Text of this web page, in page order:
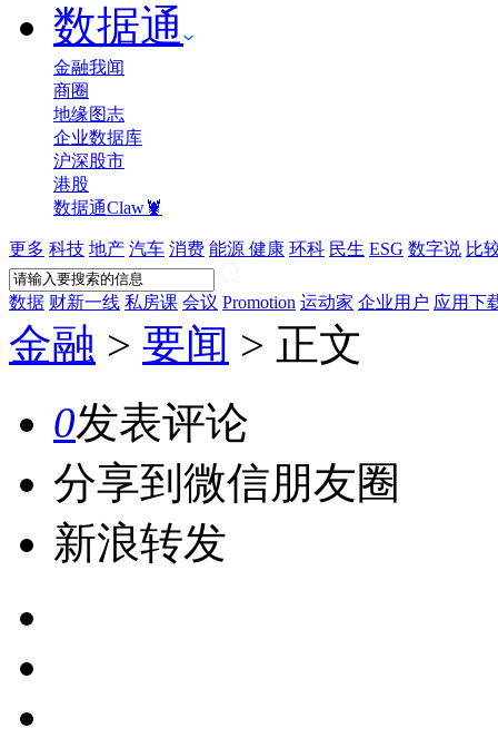
数据通
金融我闻
商圈
地缘图志
企业数据库
沪深股市
港股
数据通Claw🦞
更多 科技 地产 汽车 消费 能源 健康 环科 民生 ESG 数字说 比
数据 财新一线 私房课 会议 Promotion 运动家 企业用户 应用下
金融 > 要闻 > 正文
0发表评论
分享到微信朋友圈
新浪转发